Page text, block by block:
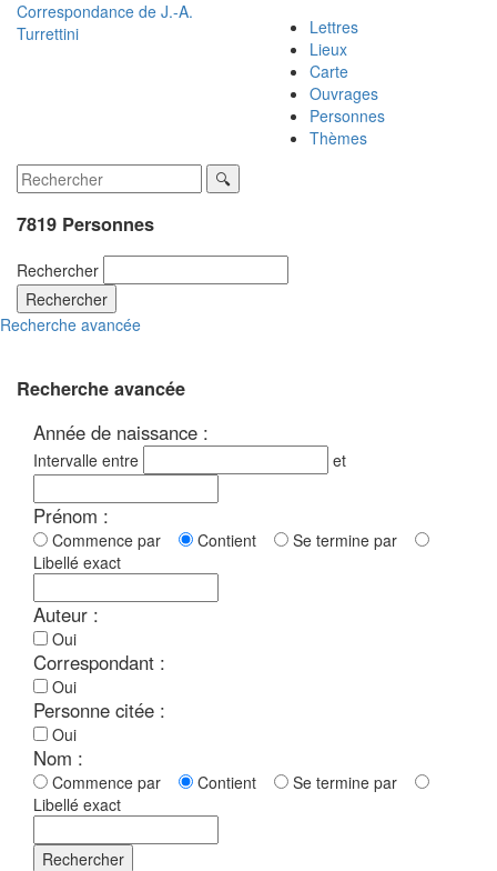
Correspondance de J.-A.
Turrettini
Lettres
Lieux
Carte
Ouvrages
Personnes
Thèmes
7819 Personnes
Rechercher
Rechercher
Recherche avancée
Recherche avancée
Année de naissance :
Intervalle entre et
Prénom :
Commence par Contient
Se termine par
Libellé exact
Auteur :
Oui
Correspondant :
Oui
Personne citée :
Oui
Nom :
Commence par Contient
Se termine par
Libellé exact
Rechercher